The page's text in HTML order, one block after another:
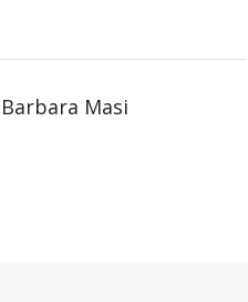
Barbara Masi